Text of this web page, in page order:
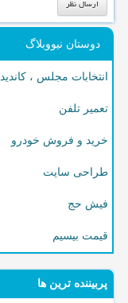
دوستان نیووبلاگ
انتخابات مجلس ،
تعمیر تلفن
خرید و فروش خودرو
طراحی سایت
فیش حج
قیمت بیسیم
پربیننده ترین ها